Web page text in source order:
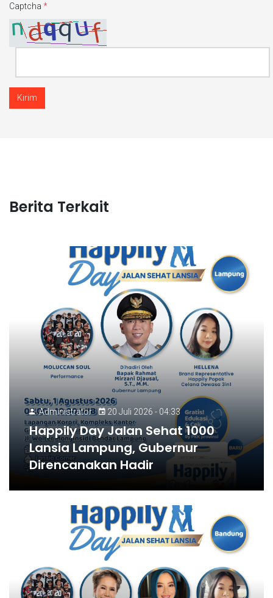
Captcha *
Kirim
Berita Terkait
Administrator 20 Juli 2026 - 04:33
Happily Day Jalan Sehat 1000
Lansia Lampung, Gubernur
Direncanakan Hadir